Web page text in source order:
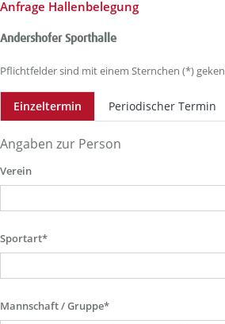
Anfrage Hallenbelegung
Andershofer Sporthalle
Pflichtfelder sind mit einem Sternchen (*)
Einzeltermin Periodischer Termin
Angaben zur Person
Verein
Sportart*
Mannschaft / Gruppe*